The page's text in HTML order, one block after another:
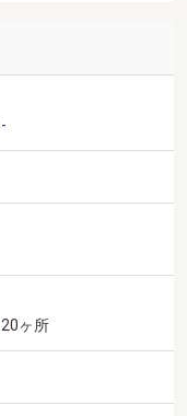
-
20ヶ所